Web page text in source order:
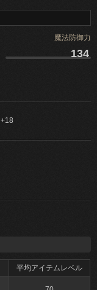
魔法防御力
134
+18
平均アイテムレベル